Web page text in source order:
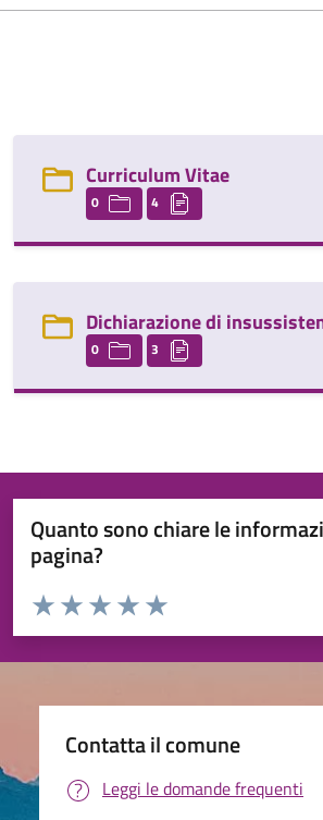
Curriculum Vitae
0 4
Dichiarazione di
0 3
Quanto sono chiare le
pagina?
Valuta da 1 a 5 stelle la pagina
Valuta 5 stelle su 5
Valuta 4 stelle su 5
Valuta 3 stelle su 5
Valuta 2 stelle su 5
Valuta 1 stelle su 5
Contatta il comune
Leggi le domande frequenti